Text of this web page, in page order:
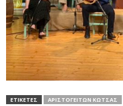
ΕΤΙΚΕΤΕΣ ΑΡΙΣΤΟΓΕΊΤΩΝ ΚΏΤΣΑΣ